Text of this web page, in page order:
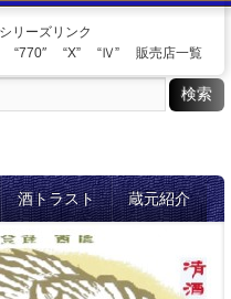
リーズリンク
“770″ “X” “Ⅳ” 販売店一覧
酒トラスト 蔵元紹介